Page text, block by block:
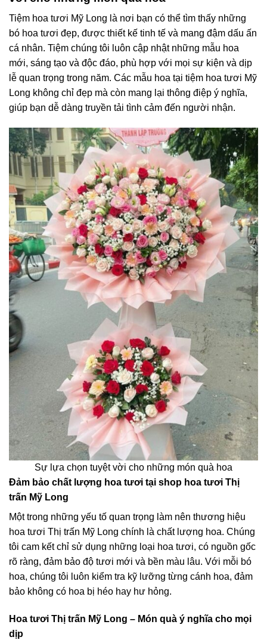
Tiệm hoa tươi Mỹ Long là nơi bạn có thể tìm thấy những
bó hoa tươi đẹp, được thiết kế tinh tế và mang đậm dấu ấn
cá nhân. Tiệm chúng tôi luôn cập nhật những mẫu hoa
mới, sáng tạo và độc đáo, phù hợp với mọi sự kiện và dịp
lễ quan trọng trong năm. Các mẫu hoa tại tiệm hoa tươi Mỹ
Long không chỉ đẹp mà còn mang lại thông điệp ý nghĩa,
giúp bạn dễ dàng truyền tải tình cảm đến người nhận.
Sự lựa chọn tuyệt vời cho những món quà hoa
Đảm bảo chất lượng hoa tươi tại shop hoa tươi Thị
trấn Mỹ Long
Một trong những yếu tố quan trọng làm nên thương hiệu
hoa tươi Thị trấn Mỹ Long chính là chất lượng hoa. Chúng
tôi cam kết chỉ sử dụng những loại hoa tươi, có nguồn gốc
rõ ràng, đảm bảo độ tươi mới và bền màu lâu. Với mỗi bó
hoa, chúng tôi luôn kiểm tra kỹ lưỡng từng cánh hoa, đảm
bảo không có hoa bị héo hay hư hỏng.
Hoa tươi Thị trấn Mỹ Long – Món quà ý nghĩa cho mọi
dịp